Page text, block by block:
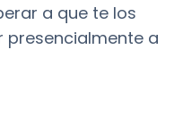
a que te los
presencialmente a